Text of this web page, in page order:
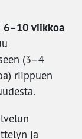
6–10 viikkoa
(3–4
riippuen
ja